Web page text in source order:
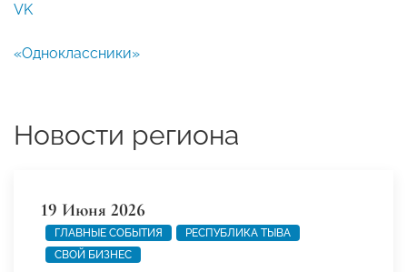
VK
«Одноклассники»
Новости региона
19 Июня 2026
ГЛАВНЫЕ СОБЫТИЯ
РЕСПУБЛИКА ТЫВА
СВОЙ БИЗНЕС